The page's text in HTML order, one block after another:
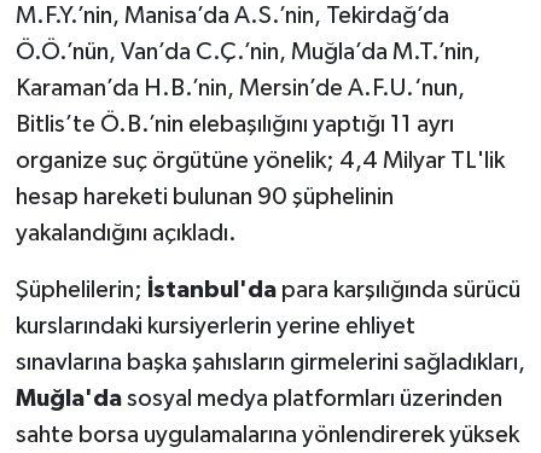
M.F.Y.’nin, Manisa’da A.S.’nin, Tekirdağ’da
Ö.Ö.’nün, Van’da C.Ç.’nin, Muğla’da M.T.’nin,
Karaman’da H.B.’nin, Mersin’de A.F.U.‘nun,
Bitlis’te Ö.B.’nin elebaşılığını yaptığı 11 ayrı
organize suç örgütüne yönelik; 4,4 Milyar TL'lik
hesap hareketi bulunan 90 şüphelinin
yakalandığını açıkladı.
Şüphelilerin; İstanbul'da para karşılığında sürücü
kurslarındaki kursiyerlerin yerine ehliyet
sınavlarına başka şahısların girmelerini sağladıkları,
Muğla'da sosyal medya platformları üzerinden
sahte borsa uygulamalarına yönlendirerek yüksek